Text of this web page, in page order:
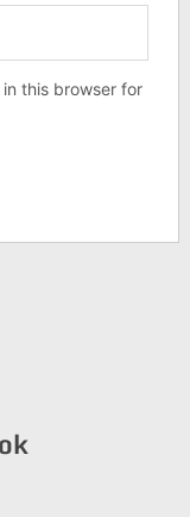
this browser for